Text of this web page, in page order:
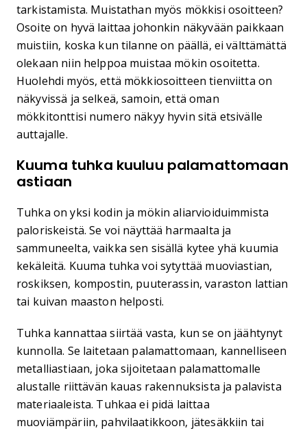
tarkistamista. Muistathan myös mökkisi osoitteen?
Osoite on hyvä laittaa johonkin näkyvään paikkaan
muistiin, koska kun tilanne on päällä, ei välttämättä
olekaan niin helppoa muistaa mökin osoitetta.
Huolehdi myös, että mökkiosoitteen tienviitta on
näkyvissä ja selkeä, samoin, että oman
mökkitonttisi numero näkyy hyvin sitä etsivälle
auttajalle.
Kuuma tuhka kuuluu palamattomaan
astiaan
Tuhka on yksi kodin ja mökin aliarvioiduimmista
paloriskeistä. Se voi näyttää harmaalta ja
sammuneelta, vaikka sen sisällä kytee yhä kuumia
kekäleitä. Kuuma tuhka voi sytyttää muoviastian,
roskiksen, kompostin, puuterassin, varaston lattian
tai kuivan maaston helposti.
Tuhka kannattaa siirtää vasta, kun se on jäähtynyt
kunnolla. Se laitetaan palamattomaan, kannelliseen
metalliastiaan, joka sijoitetaan palamattomalle
alustalle riittävän kauas rakennuksista ja palavista
materiaaleista. Tuhkaa ei pidä laittaa
muoviämpäriin, pahvilaatikkoon, jätesäkkiin tai